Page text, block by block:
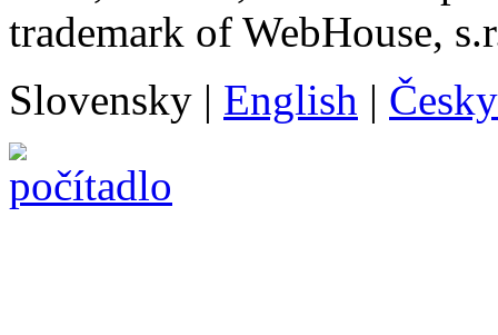
trademark of WebHouse,
Slovensky | English | Česky